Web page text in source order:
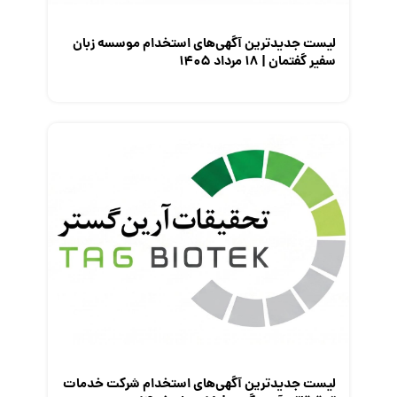
لیست جدیدترین آگهی‌های استخدام موسسه زبان
سفیر گفتمان | ۱۸ مرداد ۱۴۰۵
لیست جدیدترین آگهی‌های استخدام شرکت خدمات